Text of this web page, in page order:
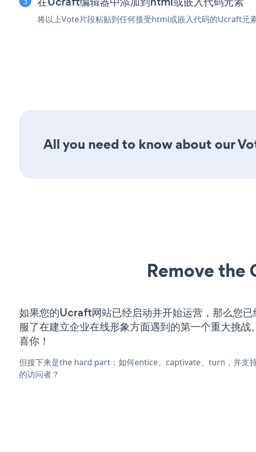
将以上Vote片段粘贴到任何接受html或嵌入代码的Ucraft元
All you need to know about our
Remove the
如果您的Ucraft网站已经启动并开始运营，那么您已
服了在建立企业在线形象方面遇到的第一个重大挑战
喜你！
但接下来是the hard part：如何entice、captivate、turn，并支
的访问者？